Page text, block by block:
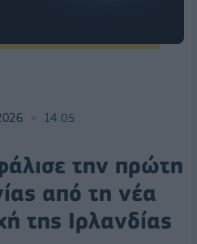
14:05
την πρώτη
από τη νέα
της Ιρλανδίας